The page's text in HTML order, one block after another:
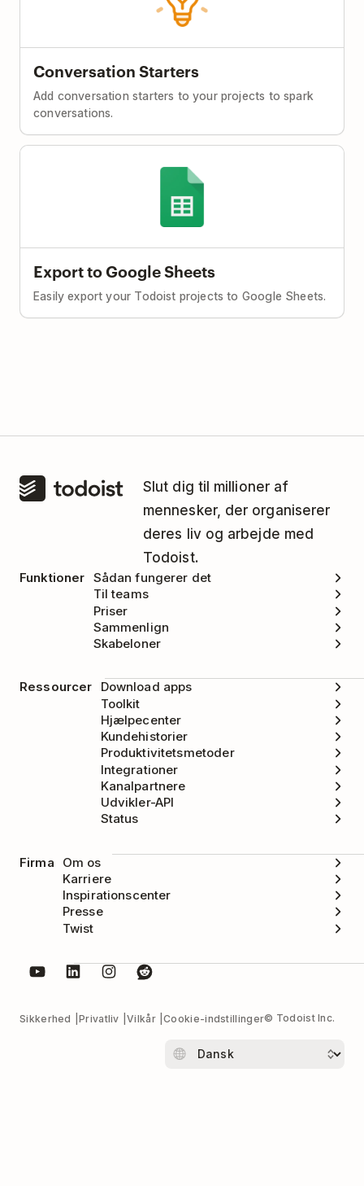
Conversation Starters
Add conversation starters to your projects to spark
conversations.
Export to Google Sheets
Easily export your Todoist projects to Google Sheets.
Slut dig til millioner af
mennesker, der organiserer
deres liv og arbejde med
Todoist.
Funktioner Sådan fungerer det
Til teams
Priser
Sammenlign
Skabeloner
Ressourcer
Download apps
Toolkit
Hjælpecenter
Kundehistorier
Produktivitetsmetoder
Integrationer
Kanalpartnere
Udvikler-API
Status
Firma
Om os
Karriere
Inspirationscenter
Presse
Twist
Sikkerhed Privatliv Vilkår Cookie-indstillinger© Todoist Inc.